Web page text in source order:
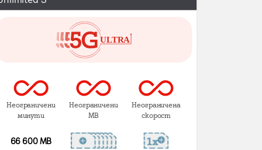
Неограничени
минути
Неограничени
MB
Неограничена
скорост
66 600 MB